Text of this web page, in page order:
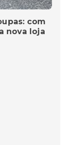
com
nova loja